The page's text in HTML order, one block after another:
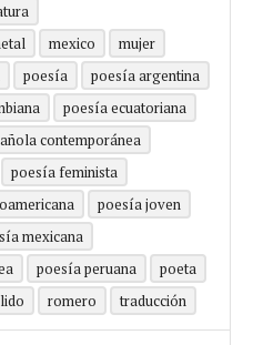
mexico
mujer
poesía
poesía argentina
poesía ecuatoriana
contemporánea
poesía feminista
poesía joven
mexicana
poesía peruana
poeta
romero traducción